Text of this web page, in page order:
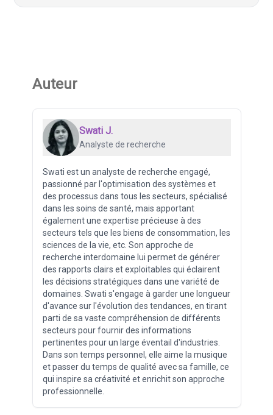
Auteur
Swati J.
Analyste de recherche
Swati est un analyste de recherche engagé,
passionné par l'optimisation des systèmes et
des processus dans tous les secteurs, spécialisé
dans les soins de santé, mais apportant
également une expertise précieuse à des
secteurs tels que les biens de consommation, les
sciences de la vie, etc. Son approche de
recherche interdomaine lui permet de générer
des rapports clairs et exploitables qui éclairent
les décisions stratégiques dans une variété de
domaines. Swati s'engage à garder une longueur
d'avance sur l'évolution des tendances, en tirant
parti de sa vaste compréhension de différents
secteurs pour fournir des informations
pertinentes pour un large éventail d'industries.
Dans son temps personnel, elle aime la musique
et passer du temps de qualité avec sa famille, ce
qui inspire sa créativité et enrichit son approche
professionnelle.